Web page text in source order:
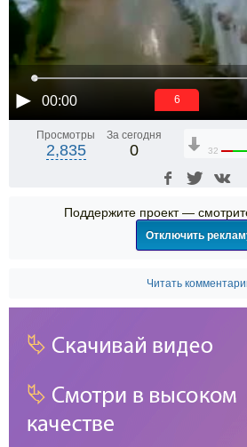
00:00 6
Просмотры
2,835
За сегодня
0 32
Поддержите проект —
Отключить
Читать